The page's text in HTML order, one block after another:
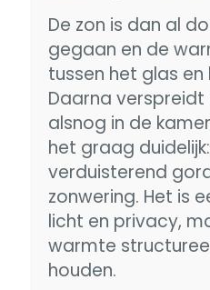
De zon is dan al
gegaan en de
tussen het glas en
Daarna
alsnog in de
het graag
verduisterend
zonwering. Het is
licht en privacy,
warmte
houden.